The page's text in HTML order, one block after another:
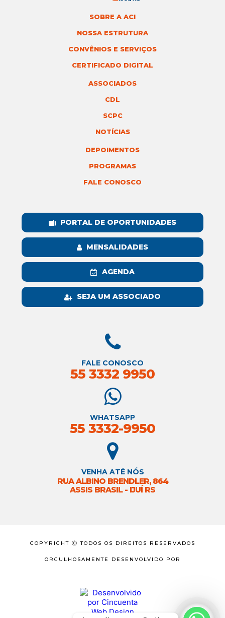
SOBRE A ACI
NOSSA ESTRUTURA
CONVÊNIOS E SERVIÇOS
CERTIFICADO DIGITAL
ASSOCIADOS
CDL
SCPC
NOTÍCIAS
DEPOIMENTOS
PROGRAMAS
FALE CONOSCO
PORTAL DE OPORTUNIDADES
MENSALIDADES
AGENDA
SEJA UM ASSOCIADO
FALE CONOSCO
55 3332 9950
WHATSAPP
55 3332-9950
VENHA ATÉ NÓS
RUA ALBINO BRENDLER, 864
ASSIS BRASIL - IJUÍ RS
COPYRIGHT Ⓒ TODOS OS DIREITOS RESERVADOS
ORGULHOSAMENTE DESENVOLVIDO POR